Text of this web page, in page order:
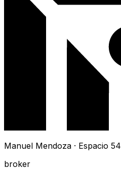
Manuel Mendoza · Espacio 54
broker